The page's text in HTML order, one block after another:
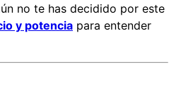
no te has decidido por este
y potencia para entender